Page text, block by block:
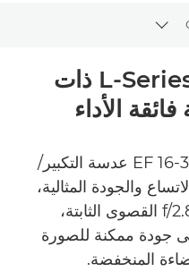
Toggle breadcrumbs
عدسة السلسلة L-Series ذات
الأداء
تُعد EF 16-35mm f/2.8L III USM عدسة التكبير/
والجودة المثالية،
المزودة بفتحة العدسة f/2.8 القصوى الثابتة،
جودة ممكنة للصورة
المنخفضة.